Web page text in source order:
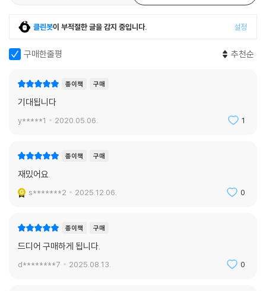
클린봇이 부적절한 글을 감지 중입니다. 설정
구매한줄평 추천순
종이책 구매
기대됩니다
y*****1 2020.05.06. 1
종이책 구매
재밌어요
s*******2 2025.12.06. 0
종이책 구매
드디어 구매하게 됩니다.
d********7 2025.08.13. 0